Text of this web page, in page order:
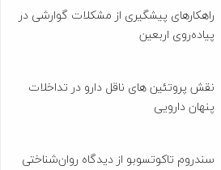
راهکارهای پیشگیری از مشکلات گوارشی در
پیاده‌روی اربعین
نقش پروتئین های ناقل دارو در تداخلات
پنهان دارویی
سندروم تاکوتسوبو از دیدگاه روان‌شناختی